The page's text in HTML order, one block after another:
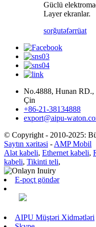
Güclü
Layer ekranlar.
sorğutəfərrüat
No.4888, Hunan RD.,
Çin
+86-21-38134888
export@aipu-
© Copyright - 2010-2025:
Saytın xəritəsi - AMP Mobil
Alət kabeli, Ethernet kabeli,
kabeli, Tikinti teli,
E-poçt göndər
AIPU Müştəri Xidmətləri